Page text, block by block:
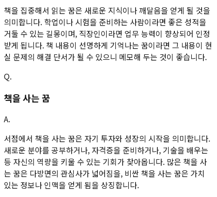
책을 집중해서 읽는 꿈은 새로운 지식이나 깨달음을 얻게 될 것을
의미합니다. 학업이나 시험을 준비하는 사람이라면 좋은 성적을
거둘 수 있는 길몽이며, 직장인이라면 업무 능력이 향상되어 인정
받게 됩니다. 책 내용이 선명하게 기억나는 꿈이라면 그 내용이 현
실 문제의 해결 단서가 될 수 있으니 메모해 두는 것이 좋습니다.
Q.
책을 사는 꿈
A.
서점에서 책을 사는 꿈은 자기 투자와 성장의 시작을 의미합니다.
새로운 분야를 공부하거나, 자격증을 준비하거나, 기술을 배우는
등 자신의 역량을 키울 수 있는 기회가 찾아옵니다. 많은 책을 사
는 꿈은 다방면의 관심사가 넓어짐을, 비싼 책을 사는 꿈은 가치
있는 정보나 인맥을 얻게 됨을 상징합니다.